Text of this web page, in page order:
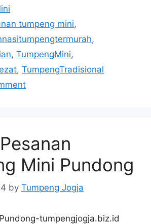
tumpeng mini,
,
, TumpengMini,
, TumpengTradisional
Mini Pundong
by Tumpeng Jogja
tumpengjogja.biz.id